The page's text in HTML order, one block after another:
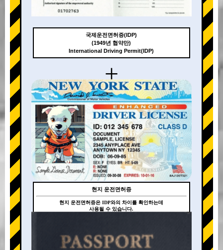
+
+
국제운전면허증(IDP)
(1949년 협약만)
International Driving Permit(IDP)
현지 운전면허증
현지 운전면허증은 IDP와의 차이를 확인하는데
사용될 수 있습니다.